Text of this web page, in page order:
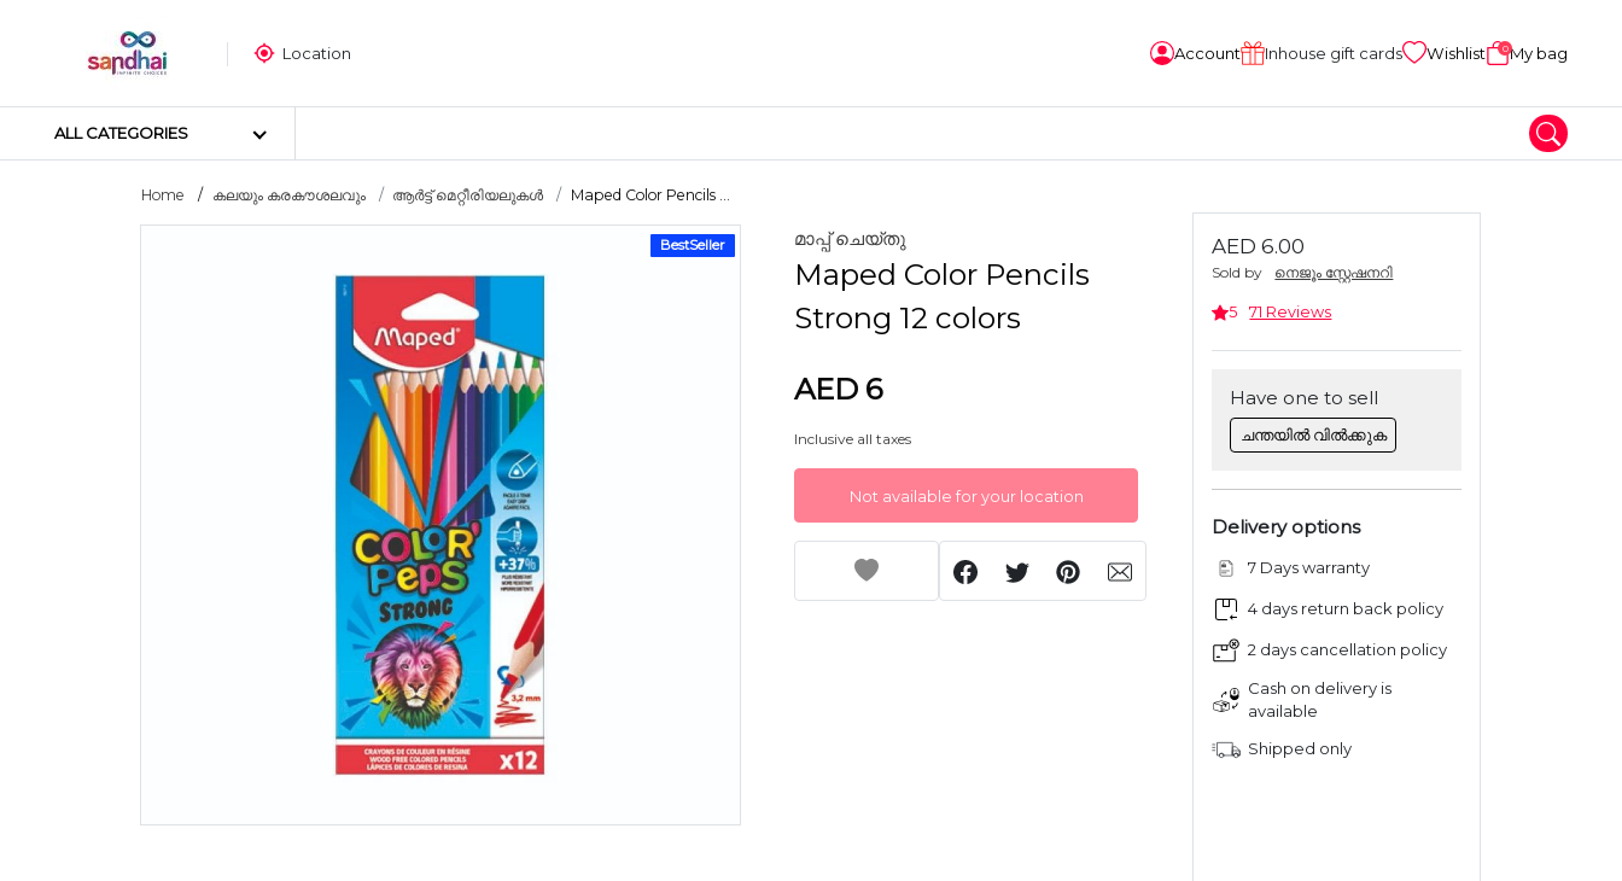
Location Account Inhouse gift cards Wishlist 0My bag
ALL CATEGORIES
ക്രാഫ്റ്റ് മെറ്റീരിയലുകൾ
തയ്യൽ സാമഗ്രികൾ
ആർട്ട് മെറ്റീരിയലുകൾ
DIY മെറ്റീരിയലുകൾ
ആർട്സ് & കരകൗശല ഉപകരണങ്ങൾ
സ്റ്റിക്കർ പോസ്റ്റർ
പസിൾ
ക്രാഫ്റ്റ് മെറ്റീരിയലുകൾ
Home കലയും കരകൗശലവും ആർട്ട് മെറ്റീരിയലുകൾ Maped Color Pencils ...
BestSeller മാപ്പ് ചെയ്തു
Maped Color Pencils
Strong 12 colors
AED 6
Inclusive all taxes
Not available for your location
AED 6.00
Sold by നെജൂം സ്റ്റേഷനറി
5 71 Reviews
Have one to sell
ചന്തയിൽ വിൽക്കുക
Delivery options
7 Days warranty
4 days return back policy
2 days cancellation policy
Cash on delivery is
available
Shipped only